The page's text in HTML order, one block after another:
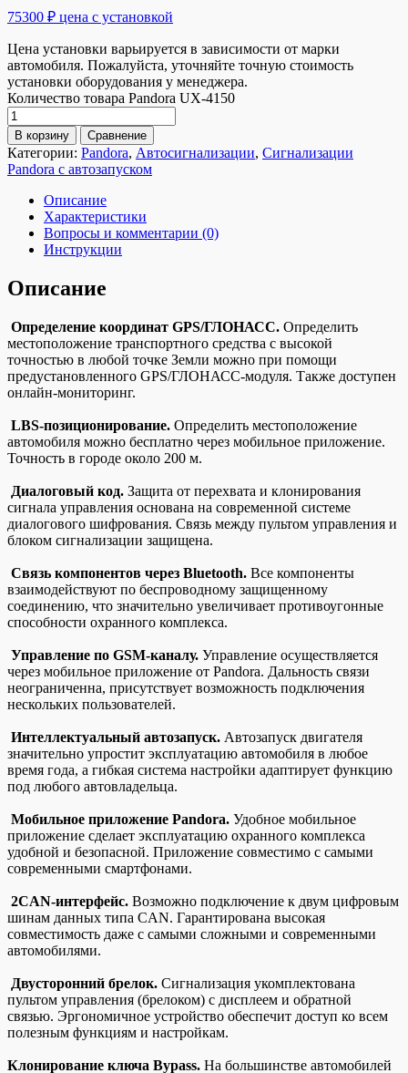
75300 ₽ цена с установкой
Цена установки варьируется в зависимости от марки
автомобиля. Пожалуйста, уточняйте точную стоимость
установки оборудования у менеджера.
Количество товара Pandora UX-4150
В корзину Сравнение
Категории: Pandora, Автосигнализации, Сигнализации
Pandora с автозапуском
Описание
Характеристики
Вопросы и комментарии (0)
Инструкции
Описание
Определение координат GPS/ГЛОНАСС. Определить
местоположение транспортного средства с высокой
точностью в любой точке Земли можно при помощи
предустановленного GPS/ГЛОНАСС-модуля. Также доступен
онлайн-мониторинг.
LBS-позиционирование. Определить местоположение
автомобиля можно бесплатно через мобильное приложение.
Точность в городе около 200 м.
Диалоговый код. Защита от перехвата и клонирования
сигнала управления основана на современной системе
диалогового шифрования. Связь между пультом управления и
блоком сигнализации защищена.
Связь компонентов через Bluetooth. Все компоненты
взаимодействуют по беспроводному защищенному
соединению, что значительно увеличивает противоугонные
способности охранного комплекса.
Управление по GSM-каналу. Управление осуществляется
через мобильное приложение от Pandora. Дальность связи
неограниченна, присутствует возможность подключения
нескольких пользователей.
Интеллектуальный автозапуск. Автозапуск двигателя
значительно упростит эксплуатацию автомобиля в любое
время года, а гибкая система настройки адаптирует функцию
под любого автовладельца.
Мобильное приложение Pandora. Удобное мобильное
приложение сделает эксплуатацию охранного комплекса
удобной и безопасной. Приложение совместимо с самыми
современными смартфонами.
2CAN-интерфейс. Возможно подключение к двум цифровым
шинам данных типа CAN. Гарантирована высокая
совместимость даже с самыми сложными и современными
автомобилями.
Двусторонний брелок. Сигнализация укомплектована
пультом управления (брелоком) с дисплеем и обратной
связью. Эргономичное устройство обеспечит доступ ко всем
полезным функциям и настройкам.
Клонирование ключа Bypass. На большинстве автомобилей